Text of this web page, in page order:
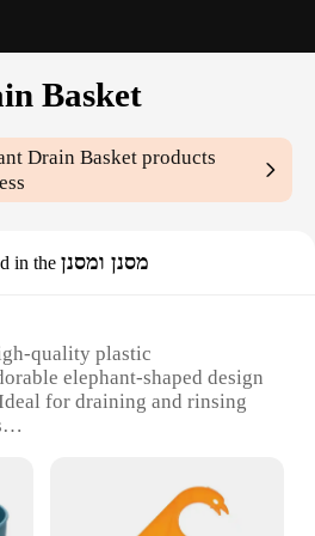
Basket
Drain Basket products
in the מסנן ומסנן
quality plastic
elephant-shaped design
for draining and rinsing
or Quantity: Compact size